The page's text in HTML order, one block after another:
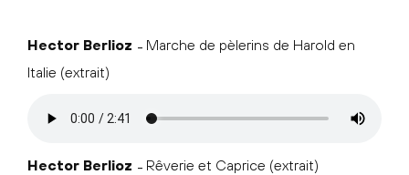
Hector Berlioz
Marche de pèlerins de Harold en
Italie (extrait)
Hector Berlioz Rêverie et Caprice (extrait)